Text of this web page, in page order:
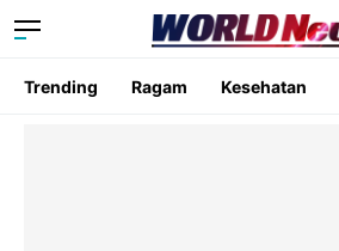
Trending Ragam Kesehatan